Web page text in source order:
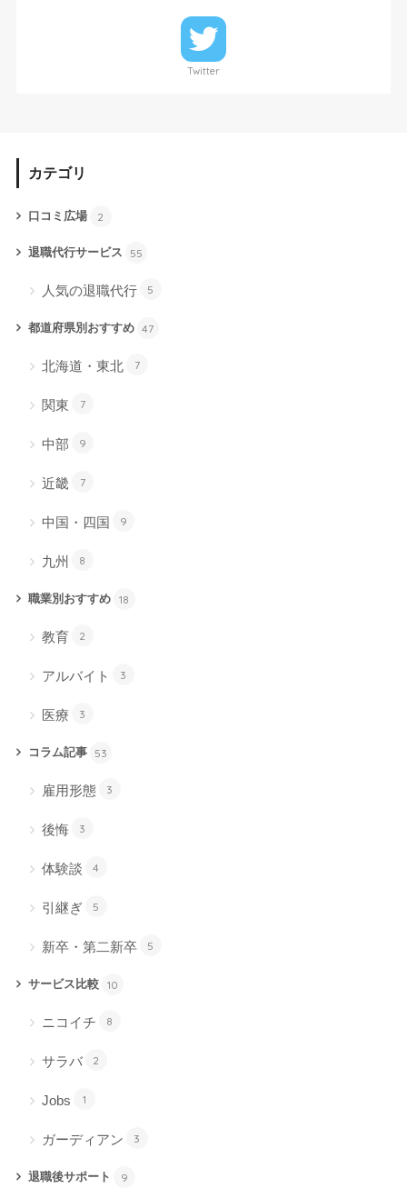
Twitter
カテゴリ
口コミ広場 2
退職代行サービス 55
人気の退職代行 5
都道府県別おすすめ 47
北海道・東北 7
関東 7
中部 9
近畿 7
中国・四国 9
九州 8
職業別おすすめ 18
教育 2
アルバイト 3
医療 3
コラム記事 53
雇用形態 3
後悔 3
体験談 4
引継ぎ 5
新卒・第二新卒 5
サービス比較 10
ニコイチ 8
サラバ 2
Jobs 1
ガーディアン 3
退職後サポート 9